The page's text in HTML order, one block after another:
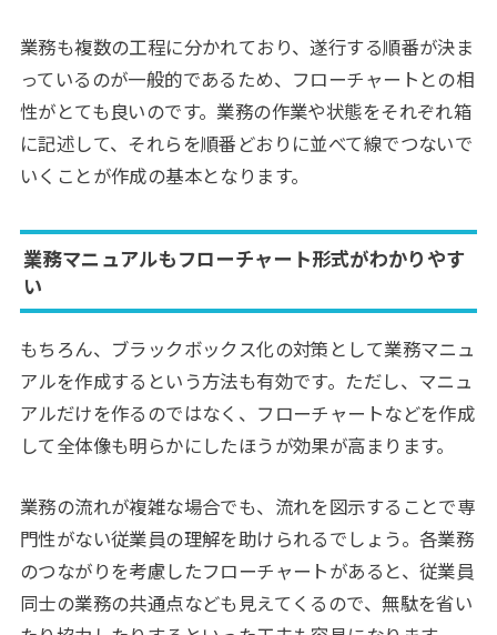
業務も複数の工程に分かれており、遂行する順番が決ま
っているのが一般的であるため、フローチャートとの相
性がとても良いのです。業務の作業や状態をそれぞれ箱
に記述して、それらを順番どおりに並べて線でつないで
いくことが作成の基本となります。
業務マニュアルもフローチャート形式がわかりやす
い
もちろん、ブラックボックス化の対策として業務マニュ
アルを作成するという方法も有効です。ただし、マニュ
アルだけを作るのではなく、フローチャートなどを作成
して全体像も明らかにしたほうが効果が高まります。
業務の流れが複雑な場合でも、流れを図示することで専
門性がない従業員の理解を助けられるでしょう。各業務
のつながりを考慮したフローチャートがあると、従業員
同士の業務の共通点なども見えてくるので、無駄を省い